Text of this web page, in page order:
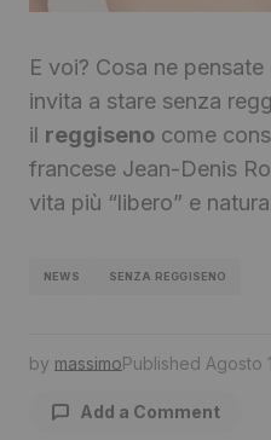
E voi? Cosa ne
invita a stare senza
il reggiseno come
francese Jean-Denis
vita più “libero” e
NEWS SENZA REGGISENO
by massimoPublished Agosto
Add a Comment